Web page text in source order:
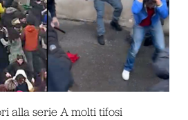
alla serie A molti tifosi